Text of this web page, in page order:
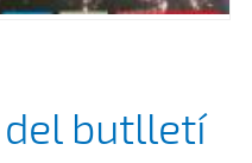
butlletí